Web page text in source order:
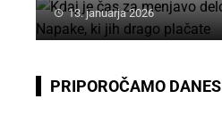
13. januarja 2026
PRIPOROČAMO DANES